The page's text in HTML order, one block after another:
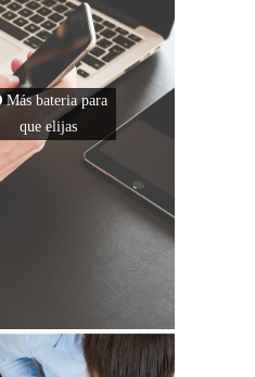
Más bateria para
que elijas
DELL
ASUS
COMPAQ
LENOVO
HP